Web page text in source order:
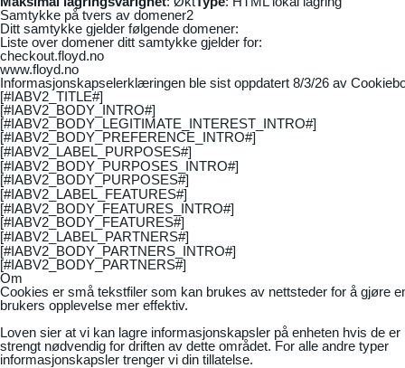
Samtykke på tvers av domener2
Ditt samtykke gjelder følgende domener:
Liste over domener ditt samtykke gjelder for:
checkout.floyd.no
www.floyd.no
Informasjonskapselerklæringen ble sist oppdatert 8/3/26 av
[#IABV2_TITLE#]
[#IABV2_BODY_INTRO#]
[#IABV2_BODY_LEGITIMATE_INTEREST_INTRO#]
[#IABV2_BODY_PREFERENCE_INTRO#]
[#IABV2_LABEL_PURPOSES#]
[#IABV2_BODY_PURPOSES_INTRO#]
[#IABV2_BODY_PURPOSES#]
[#IABV2_LABEL_FEATURES#]
[#IABV2_BODY_FEATURES_INTRO#]
[#IABV2_BODY_FEATURES#]
[#IABV2_LABEL_PARTNERS#]
[#IABV2_BODY_PARTNERS_INTRO#]
[#IABV2_BODY_PARTNERS#]
Om
Cookies er små tekstfiler som kan brukes av nettsteder for å gjøre
brukers opplevelse mer effektiv.
Loven sier at vi kan lagre informasjonskapsler på enheten hvis de er
strengt nødvendig for driften av dette området. For alle andre typer
informasjonskapsler trenger vi din tillatelse.